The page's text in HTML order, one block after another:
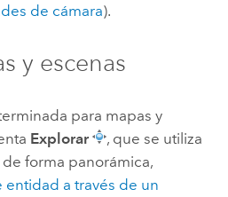
de cámara).
y escenas
para mapas y
Explorar
, que se utiliza
forma panorámica,
a través de un